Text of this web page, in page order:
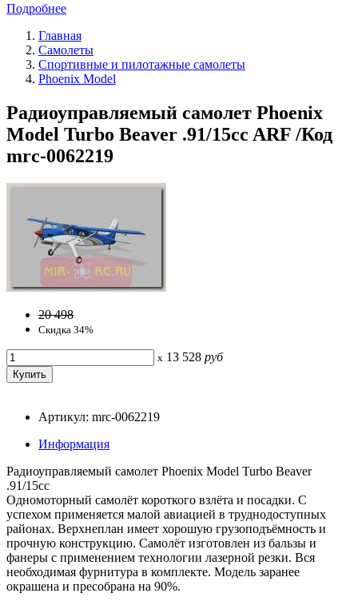
Подробнее
Главная
Самолеты
Спортивные и пилотажные самолеты
Phoenix Model
Радиоуправляемый самолет Phoenix
Model Turbo Beaver .91/15cc ARF /Код
mrc-0062219
20 498
Скидка 34%
x 13 528 руб
Артикул: mrc-0062219
Информация
Радиоуправляемый самолет Phoenix Model Turbo Beaver
.91/15cc
Одномоторный самолёт короткого взлёта и посадки. С
успехом применяется малой авиацией в труднодоступных
районах. Верхнеплан имеет хорошую грузоподъёмность и
прочную конструкцию. Самолёт изготовлен из бальзы и
фанеры с применением технологии лазерной резки. Вся
необходимая фурнитура в комплекте. Модель заранее
окрашена и пресобрана на 90%.